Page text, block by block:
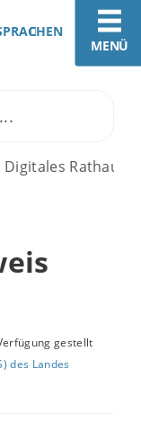
MENÜ
Digitales Rathaus
gestellt
des Landes